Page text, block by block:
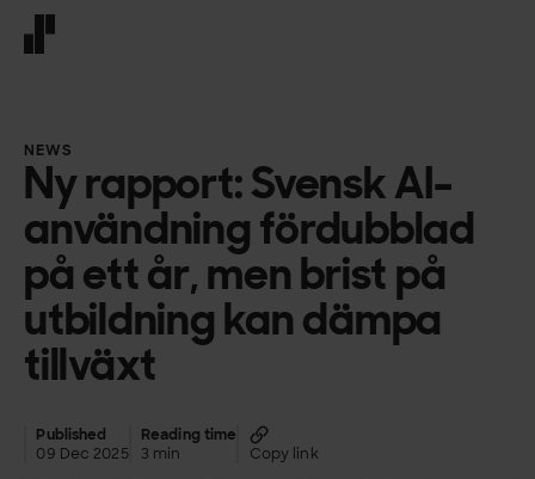
NEWS
Ny rapport: Svensk AI-
användning fördubblad
på ett år, men brist på
utbildning kan dämpa
tillväxt
Published
09 Dec 2025
Reading time
3 min
Copy link